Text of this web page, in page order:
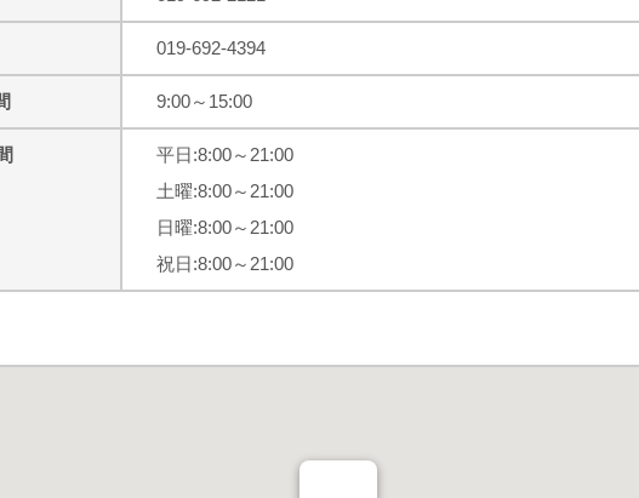
019-692-4394
9:00～15:00
平日:8:00～21:00
土曜:8:00～21:00
日曜:8:00～21:00
祝日:8:00～21:00